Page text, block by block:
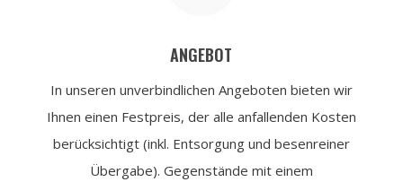
ANGEBOT
In unseren unverbindlichen Angeboten bieten wir
Ihnen einen Festpreis, der alle anfallenden Kosten
berücksichtigt (inkl. Entsorgung und besenreiner
Übergabe). Gegenstände mit einem